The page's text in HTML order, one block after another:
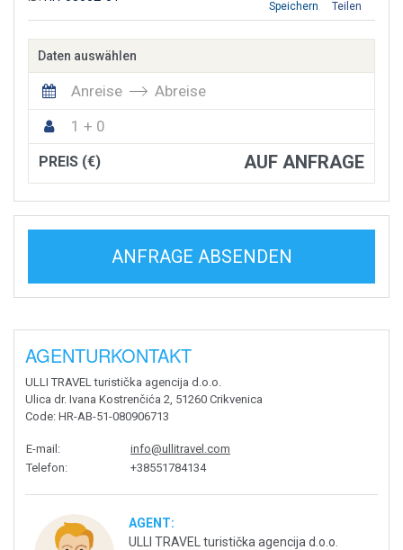
Teilen
Speichern
Daten auswählen
Anreise
Abreise
1 + 0
PREIS (€) AUF ANFRAGE
ANFRAGE ABSENDEN
AGENTURKONTAKT
ULLI TRAVEL turistička agencija d.o.o.
Ulica dr. Ivana Kostrenčića 2, 51260 Crikvenica
Code: HR-AB-51-080906713
E-mail:
info@ullitravel.com
Telefon: +38551784134
AGENT:
ULLI TRAVEL turistička agencija d.o.o.